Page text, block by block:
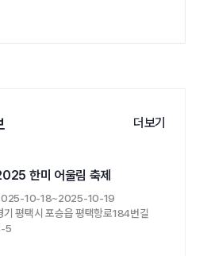
더보기
한미 어울림 축제
10-18~2025-10-19
기 평택시 포승읍 평택항로184번길
5